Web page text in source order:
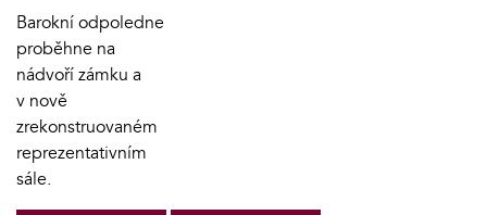
Barokní odpoledne
proběhne na
nádvoří zámku a
v nově
zrekonstruovaném
reprezentativním
sále.